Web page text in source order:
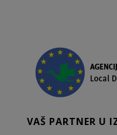
VAŠ PARTNER U